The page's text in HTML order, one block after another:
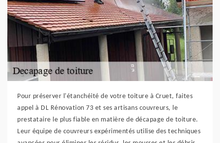
Pour préserver l'étanchéité de votre toiture à Cruet, faites
appel à DL Rénovation 73 et ses artisans couvreurs, le
prestataire le plus fiable en matière de décapage de toiture.
Leur équipe de couvreurs expérimentés utilise des techniques